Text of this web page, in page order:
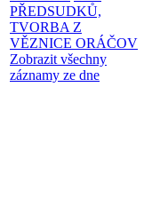
PŘEDSUDKŮ,
TVORBA Z
VĚZNICE ORÁČOV
Zobrazit všechny
záznamy ze dne